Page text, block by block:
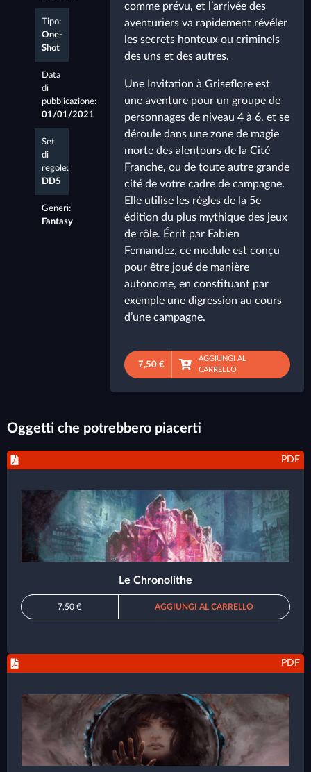
Tipo:
One-
Shot
Data
di
pubblicazione:
01/01/2021
Set
di
regole:
DD5
Generi:
Fantasy
comme prévu, et l’arrivée des
aventuriers va rapidement révéler
les secrets honteux ou criminels
des uns et des autres.
Une Invitation à Griseflore est
une aventure pour un groupe de
personnages de niveau 4 à 6, et se
déroule dans une zone de magie
morte des alentours de la Cité
Franche, ou de toute autre grande
cité de votre cadre de campagne.
Elle utilise les règles de la 5e
édition du plus mythique des jeux
de rôle. Écrit par Fabien
Fernandez, ce module est conçu
pour être joué de manière
autonome, en constituant par
exemple une digression au cours
d’une campagne.
7,50 €
AGGIUNGI AL
CARRELLO
Oggetti che potrebbero piacerti
PDF
Le Chronolithe
7,50 € AGGIUNGI AL CARRELLO
PDF